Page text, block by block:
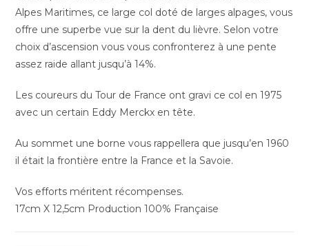
Alpes Maritimes, ce large col doté de larges alpages, vous
offre une superbe vue sur la dent du lièvre. Selon votre
choix d’ascension vous vous confronterez à une pente
assez raide allant jusqu’à 14%.
Les coureurs du Tour de France ont gravi ce col en 1975
avec un certain Eddy Merckx en tête.
Au sommet une borne vous rappellera que jusqu’en 1960
il était la frontière entre la France et la Savoie.
Vos efforts méritent récompenses.
17cm X 12,5cm Production 100% Française